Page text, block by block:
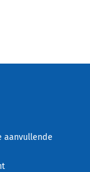
aanvullende